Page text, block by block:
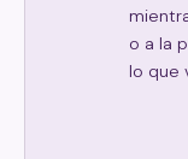
o a la
lo que